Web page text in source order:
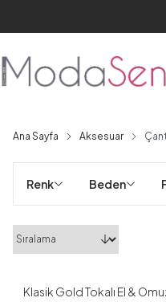
Ana Sayfa Aksesuar
Renk Beden
Klasik Gold Tokalı El &